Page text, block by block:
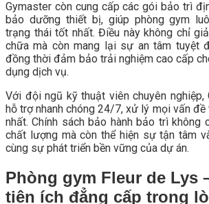
Gymaster còn cung cấp các gói bảo trì
bảo dưỡng thiết bị, giúp phòng gym
trạng thái tốt nhất. Điều này không chỉ
chữa mà còn mang lại sự an tâm tuyệt
đồng thời đảm bảo trải nghiệm cao cấp
dụng dịch vụ.
Với đội ngũ kỹ thuật viên chuyên nghiệp,
hỗ trợ nhanh chóng 24/7, xử lý mọi vấn
nhất. Chính sách bảo hành bảo trì không
chất lượng mà còn thể hiện sự tận tâm
cùng sự phát triển bền vững của dự án.
Phòng gym Fleur de Lys
tiện ích đẳng cấp trong